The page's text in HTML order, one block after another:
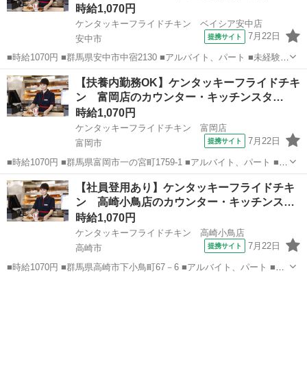
時給1,070円
ケンタッキーフライドチキン ベイシア安中店
安中市
提携サイト 7月22日
■時給1070円 ■群馬県安中市中宿2130 ■アルバイト、パート ■未経験歓
迎、高校生OK、フリーター歓迎、ミドル（40代～）活躍中、エルダー
（50代～）活躍中、シニア（60代～）活躍中、ボーナス・賞与あり、
昇給あり、週2...
群馬 安中市 ファーストフード
【扶養内勤務OK】ケンタッキーフライドチキ
ン 富岡店のカウンター・キッチンスタ…
時給1,070円
ケンタッキーフライドチキン 富岡店
富岡市
提携サイト 7月22日
■時給1070円 ■群馬県富岡市一の宮町1759-1 ■アルバイト、パート ■未
経験歓迎、高校生OK、フリーター歓迎、ミドル（40代～）活躍中、エ
ルダー（50代～）活躍中、シニア（60代～）活躍中、ボーナス・賞与
あり、昇給あ...
群馬 富岡市 ファーストフード
【社員登用あり】ケンタッキーフライドチキ
ン 高崎小鳥店のカウンター・キッチンス…
時給1,070円
ケンタッキーフライドチキン 高崎小鳥店
高崎市
提携サイト 7月22日
■時給1070円 ■群馬県高崎市下小鳥町67－6 ■アルバイト、パート ■未